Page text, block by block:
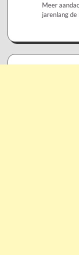
Meer
jarenlang de